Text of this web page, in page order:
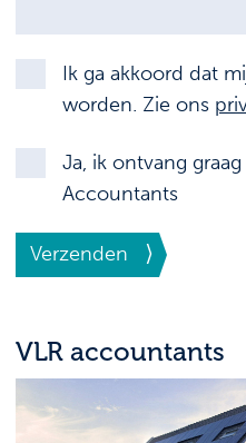
Ik ga akkoord dat
worden. Zie ons
Ja, ik ontvang
Accountants
Verzenden
VLR accountants